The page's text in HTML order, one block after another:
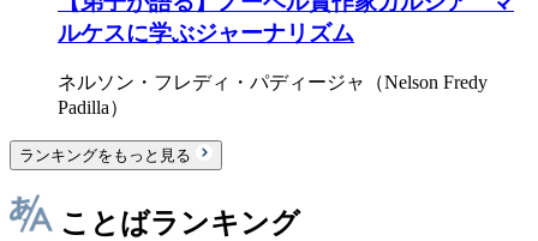
ルケスに学ぶジャーナリズム
ネルソン・フレディ・パディージャ（Nelson Fredy
Padilla）
ランキングをもっと見る
ことばランキング